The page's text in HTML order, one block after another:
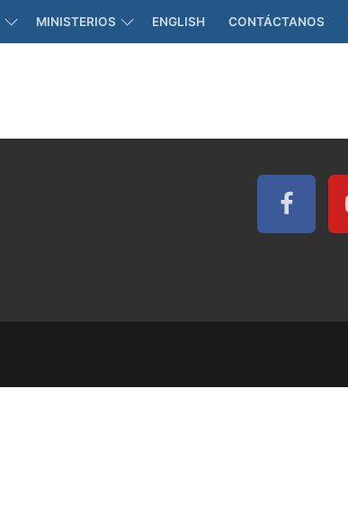
MINISTERIOS ENGLISH CONTÁCTANOS